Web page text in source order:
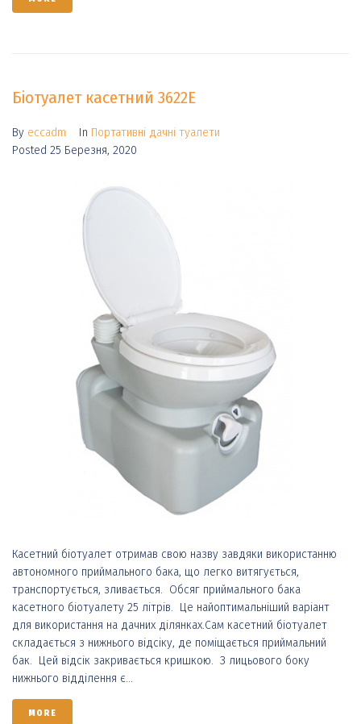
Біотуалет касетний 3622E
By eccadm In Портативні дачні туалети
Posted 25 Березня, 2020
Касетний біотуалет отримав свою назву завдяки використанню
автономного приймального бака, що легко витягується,
транспортується, зливається. Обсяг приймального бака
касетного біотуалету 25 літрів. Це найоптимальніший варіант
для використання на дачних ділянках.Сам касетний біотуалет
складається з нижнього відсіку, де поміщається приймальний
бак. Цей відсік закривається кришкою. З лицьового боку
нижнього відділення є...
MORE